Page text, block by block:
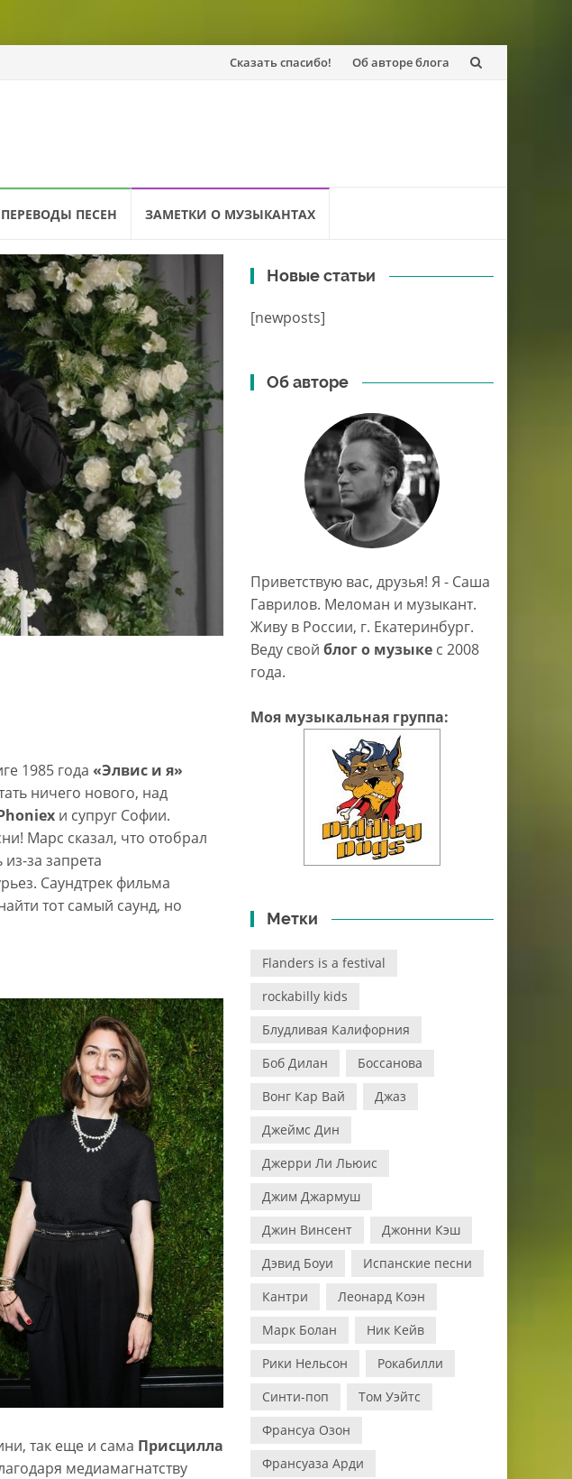
Перейти
Сказать спасибо! Об авторе блога
ПЕРЕВОДЫ ПЕСЕН ЗАМЕТКИ О МУЗЫКАНТАХ
1985 года «Элвис и я»
ничего нового, над
и супруг Софии.
Марс сказал, что отобрал
за запрета
Саундтрек фильма
тот самый саунд, но
так еще и сама Присцилла
медиамагнатству
Новые статьи
[newposts]
Об авторе
Приветствую вас, друзья! Я - Саша
Гаврилов. Меломан и музыкант.
Живу в России, г. Екатеринбург.
Веду свой блог о музыке c 2008
года.
Моя музыкальная группа:
Метки
Flanders is a festival
rockabilly kids
Блудливая Калифорния
Боб Дилан
Боссанова
Вонг Кар Вай
Джаз
Джеймс Дин
Джерри Ли Льюис
Джим Джармуш
Джин Винсент
Джонни Кэш
Дэвид Боуи
Испанские песни
Кантри
Леонард Коэн
Марк Болан
Ник Кейв
Рики Нельсон
Рокабилли
Синти-поп
Том Уэйтс
Франсуа Озон
Франсуаза Арди